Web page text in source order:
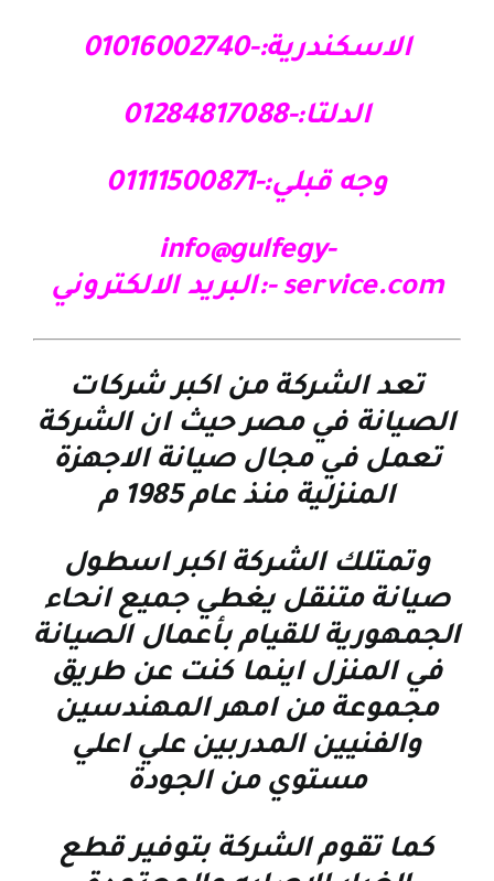
الاسكندرية:-01016002740
الدلتا:-01284817088
وجه قبلي:-01111500871
info@gulfegy-
service.com-:البريد الالكتروني
تعد الشركة من اكبر شركات
الصيانة في مصر حيث ان الشركة
تعمل في مجال صيانة الاجهزة
المنزلية منذ عام 1985 م
وتمتلك الشركة اكبر اسطول
صيانة متنقل يغطي جميع انحاء
الجمهورية للقيام بأعمال الصيانة
في المنزل اينما كنت عن طريق
مجموعة من امهر المهندسين
والفنيين المدربين علي اعلي
مستوي من الجودة
كما تقوم الشركة بتوفير قطع